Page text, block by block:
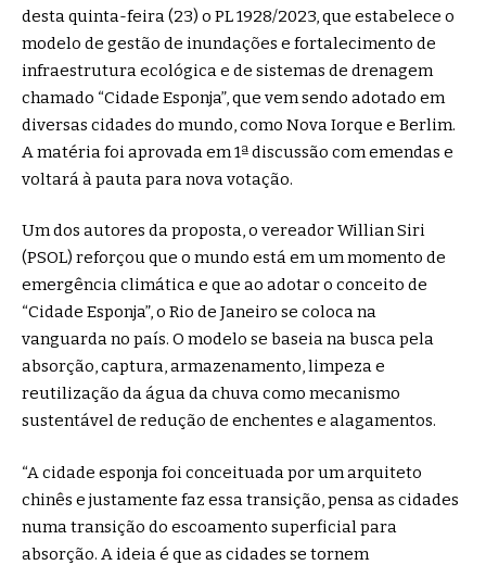
desta quinta-feira (23) o PL 1928/2023, que estabelece o
modelo de gestão de inundações e fortalecimento de
infraestrutura ecológica e de sistemas de drenagem
chamado “Cidade Esponja”, que vem sendo adotado em
diversas cidades do mundo, como Nova Iorque e Berlim.
A matéria foi aprovada em 1ª discussão com emendas e
voltará à pauta para nova votação.
Um dos autores da proposta, o vereador Willian Siri
(PSOL) reforçou que o mundo está em um momento de
emergência climática e que ao adotar o conceito de
“Cidade Esponja”, o Rio de Janeiro se coloca na
vanguarda no país. O modelo se baseia na busca pela
absorção, captura, armazenamento, limpeza e
reutilização da água da chuva como mecanismo
sustentável de redução de enchentes e alagamentos.
“A cidade esponja foi conceituada por um arquiteto
chinês e justamente faz essa transição, pensa as cidades
numa transição do escoamento superficial para
absorção. A ideia é que as cidades se tornem